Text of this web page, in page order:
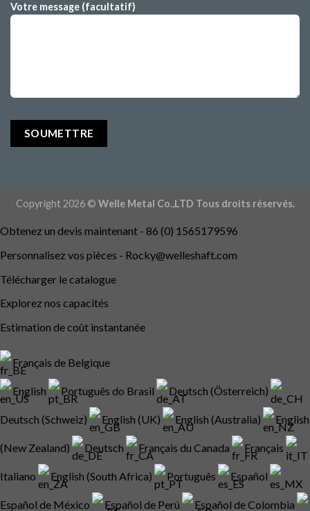
Votre message (facultatif)
Copyright 2026 © Welle Metal Co.,LTD Tous droits réservés.
Obtenez un devis maintenant - 86 (0) 1565179596
Personnalisez vos pièces - Rocky@welleshaft.com
Télécharger le catalogue
Explorez nos capacités
Estimation de coût instantanée
Français de Belgique
English Português do Brasil Deutsch (Österreich)
Deutsch (Schweiz) English (UK) English (Australia) English
(New Zealand) Deutsch Français du Canada Français
Italiano English (South Africa) Português Español
Español de México Español de Perú Español de Colombia